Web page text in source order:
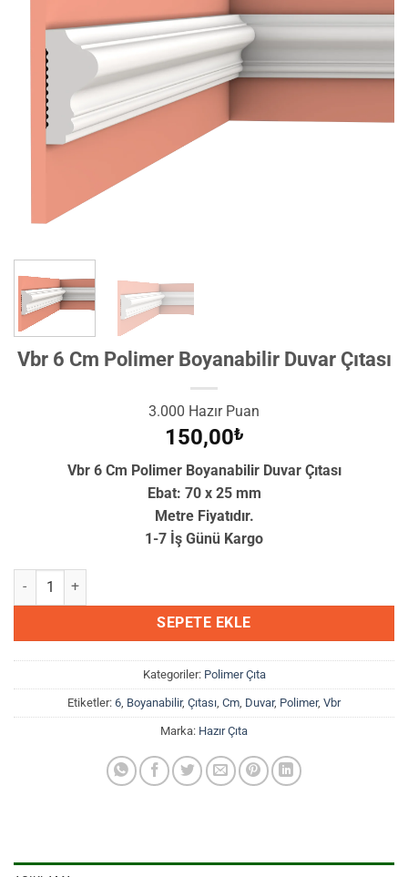
Vbr 6 Cm Polimer Boyanabilir Duvar Çıtası
3.000 Hazır Puan
150,00₺
Vbr 6 Cm Polimer Boyanabilir Duvar Çıtası
Ebat: 70 x 25 mm
Metre Fiyatıdır.
1-7 İş Günü Kargo
Vbr 6 Cm Polimer Boyanabilir Duvar Çıtası adet
SEPETE EKLE
Kategoriler: Polimer Çıta
Etiketler: 6 Boyanabilir, Çıtası Cm Duvar, Polimer, Vbr
Marka: Hazır Çıta